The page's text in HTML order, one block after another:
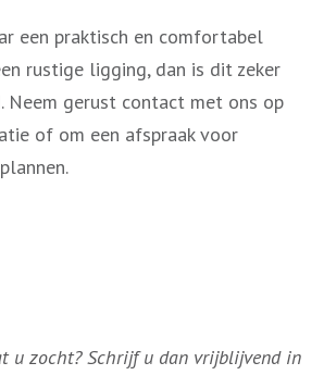
een praktisch en comfortabel
rustige ligging, dan is dit zeker
Neem gerust contact met ons op
of om een afspraak voor
u zocht? Schrijf u dan vrijblijvend in